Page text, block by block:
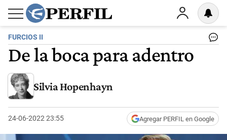
FURCIOS II
De la boca para adentro
Silvia Hopenhayn
24-06-2022 23:55 Agregar PERFIL en Google